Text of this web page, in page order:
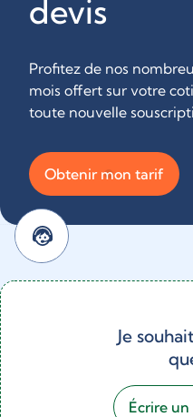
devis
Profitez de nos
mois offert sur votre
toute nouvelle
Obtenir mon tarif
Je
Écrire un